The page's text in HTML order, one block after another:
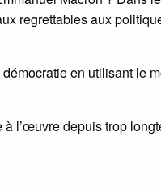
regrettables aux
en utilisant le
l’œuvre depuis trop